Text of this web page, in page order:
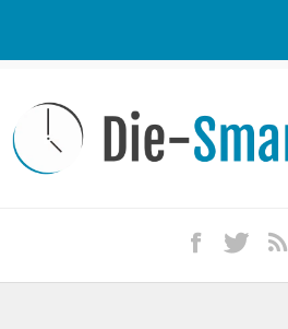
Kontakt / Tipp geben
Impressum
iPhone kaufen